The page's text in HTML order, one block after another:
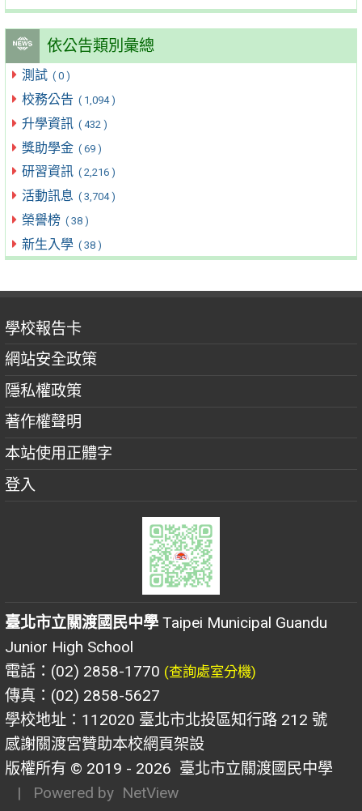
依公告類別彙總
測試 ( 0 )
校務公告 ( 1,094 )
升學資訊 ( 432 )
獎助學金 ( 69 )
研習資訊 ( 2,216 )
活動訊息 ( 3,704 )
榮譽榜 ( 38 )
新生入學 ( 38 )
學校報告卡
網站安全政策
隱私權政策
著作權聲明
本站使用正體字
登入
臺北市立關渡國民中學 Taipei Municipal Guandu
Junior High School
電話：(02) 2858-1770 (查詢處室分機)
傳真：(02) 2858-5627
學校地址：112020 臺北市北投區知行路 212 號
感謝關渡宮贊助本校網頁架設
版權所有 © 2019 - 2026 臺北市立關渡國民中學
| Powered by NetView